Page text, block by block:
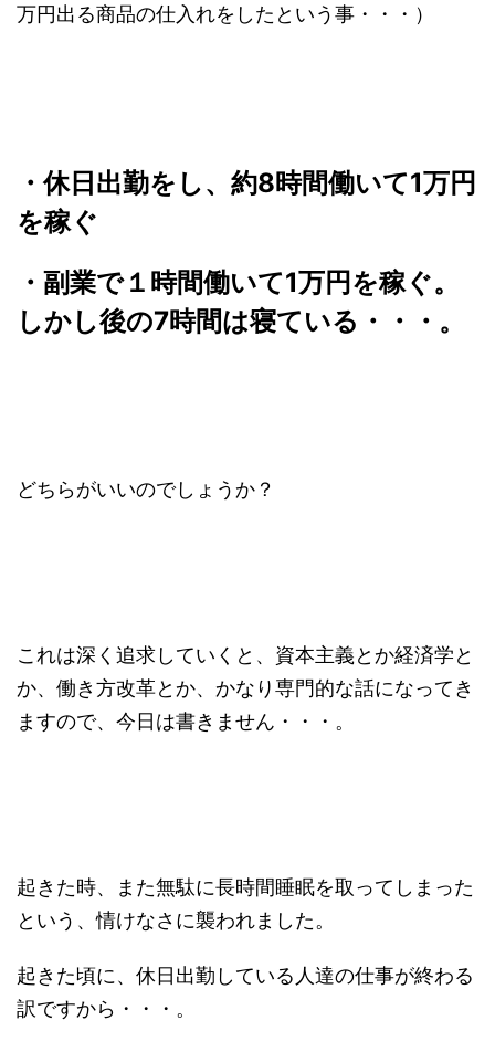
万円出る商品の仕入れをしたという事・・・）
・休日出勤をし、約8時間働いて1万円
を稼ぐ
・副業で１時間働いて1万円を稼ぐ。
しかし後の7時間は寝ている・・・。
どちらがいいのでしょうか？
これは深く追求していくと、資本主義とか経済学と
か、働き方改革とか、かなり専門的な話になってき
ますので、今日は書きません・・・。
起きた時、また無駄に長時間睡眠を取ってしまった
という、情けなさに襲われました。
起きた頃に、休日出勤している人達の仕事が終わる
訳ですから・・・。